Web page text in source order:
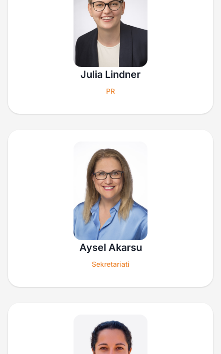
Julia Lindner
PR
Aysel Akarsu
Sekretariati